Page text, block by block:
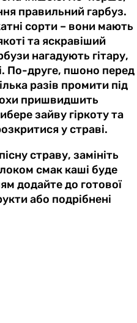
правильний гарбуз.
сорти – вони мають
та яскравіший
нагадують гітару,
По-друге, пшоно перед
разів промити під
пришвидшить
зайву гіркоту та
у страві.
страву, замініть
смак каші буде
додайте до готової
або подрібнені